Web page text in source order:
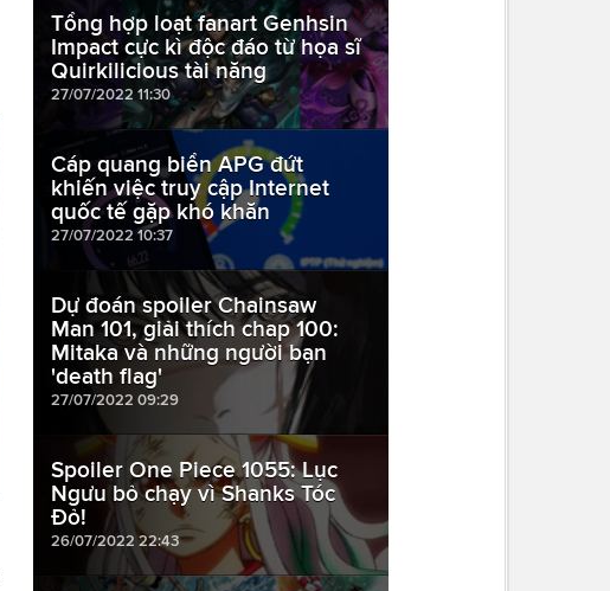
Tổng hợp loạt fanart Genhsin
Impact cực kì độc đáo từ họa sĩ
Quirkilicious tài năng
27/07/2022 11:30
Cáp quang biển APG đứt
khiến việc truy cập Internet
quốc tế gặp khó khăn
27/07/2022 10:37
Dự đoán spoiler Chainsaw
Man 101, giải thích chap 100:
Mitaka và những người bạn
'death flag'
27/07/2022 09:29
Spoiler One Piece 1055: Lục
Ngưu bỏ chạy vì Shanks Tóc
Đỏ!
26/07/2022 22:43